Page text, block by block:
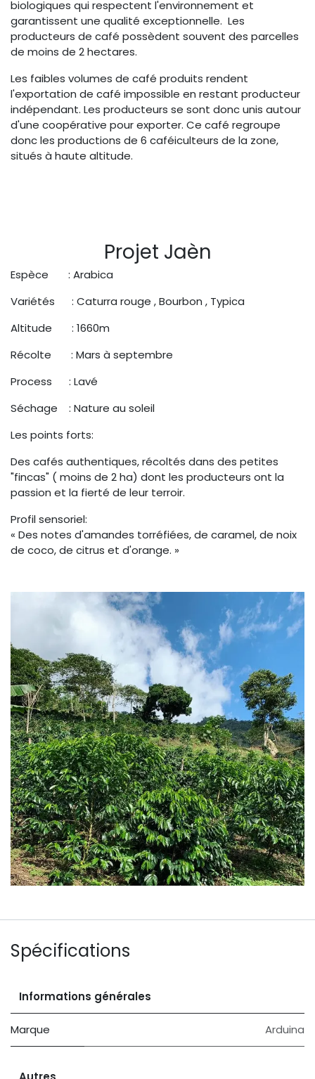
biologiques qui respectent l'environnement et
garantissent une qualité exceptionnelle. Les
producteurs de café possèdent souvent des parcelles
de moins de 2 hectares.
Les faibles volumes de café produits rendent
l'exportation de café impossible en restant producteur
indépendant. Les producteurs se sont donc unis autour
d'une coopérative pour exporter. Ce café regroupe
donc les productions de 6 caféiculteurs de la zone,
situés à haute altitude.
Projet Jaèn
Espèce : Arabica
Variétés : Caturra rouge , Bourbon , Typica
Altitude : 1660m
Récolte : Mars à septembre
Process : Lavé
Séchage : Nature au soleil
Les points forts:
Des cafés authentiques, récoltés dans des petites
"fincas" ( moins de 2 ha) dont les producteurs ont la
passion et la fierté de leur terroir.
Profil sensoriel:
« Des notes d'amandes torréfiées, de caramel, de noix
de coco, de citrus et d'orange. »
Spécifications
Informations générales
Marque Arduina